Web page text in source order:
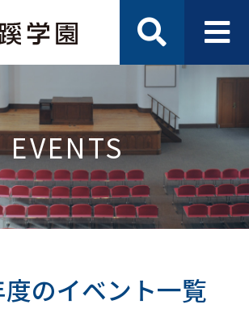
EVENTS
のイベント一覧